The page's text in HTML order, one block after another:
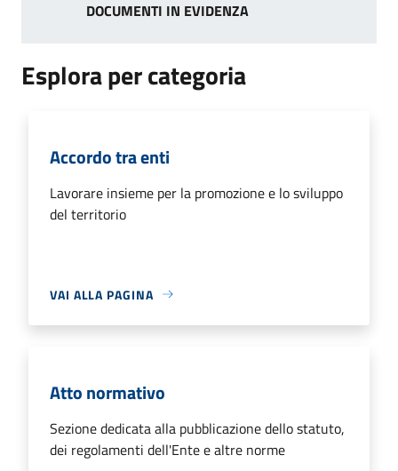
DOCUMENTI IN EVIDENZA
Esplora per categoria
Accordo tra enti
Lavorare insieme per la promozione e lo sviluppo
del territorio
VAI ALLA PAGINA
Atto normativo
Sezione dedicata alla pubblicazione dello statuto,
dei regolamenti dell'Ente e altre norme